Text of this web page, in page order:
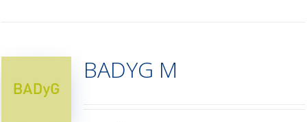
Las
opciones
BADYG M